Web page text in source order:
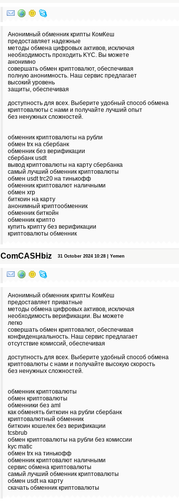
Анонимный обменник крипты КомКеш
предоставляет надежные
методы обмена цифровых активов, исключая
необходимость проходить KYC. Вы можете
анонимно
совершать обмен криптовалют, обеспечивая
полную анонимность. Наш сервис предлагает
высокий уровень
защиты, обеспечивая
доступность для всех. Выберите удобный способ обмена
криптовалюты с нами и получайте лучший опыт
без ненужных сложностей.
обменник криптовалюты на рубли
обмен trx на сбербанк
обменник без верификации
сбербанк usdt
вывод криптовалюты на карту сбербанка
самый лучший обменник криптовалюты
обмен usdt trc20 на тинькофф
обменник криптовалют наличными
обмен xrp
биткоин на карту
анонимный криптообменник
обменник биткойн
обменник крипто
купить крипту без верификации
криптовалюты обменник
ComCASHbiz 31 October 2024 10:28 | Yemen
Анонимный обменник крипты КомКеш
предоставляет приватные
методы обмена цифровых активов, исключая
необходимость верификации. Вы можете
легко
совершать обмен криптовалют, обеспечивая
конфиденциальность. Наш сервис предлагает
отсутствие комиссий, обеспечивая
доступность для всех. Выберите удобный способ обмена
криптовалюты с нами и получайте высокую скорость
без ненужных сложностей.
обменник криптовалюты
обмен криптовалюты
обменники без aml
как обменять биткоин на рубли сбербанк
криптовалютный обменник
биткоин кошелек без верификации
tcsbrub
обмен криптовалюты на рубли без комиссии
kyc matic
обмен trx на тинькофф
обменник криптовалют наличными
сервис обмена криптовалюты
самый лучший обменник криптовалюты
обмен usdt на карту
скачать обменник криптовалюты